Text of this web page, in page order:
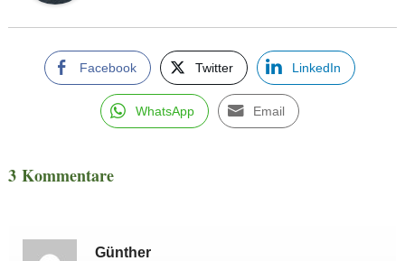
Facebook Twitter LinkedIn
WhatsApp Email
3 Kommentare
Günther